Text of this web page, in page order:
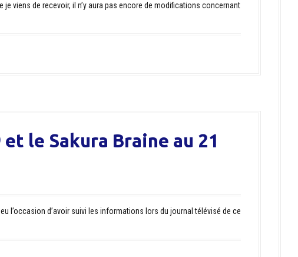
viens de recevoir, il n’y aura pas encore de modifications concernant
le Sakura Braine au 21
l’occasion d’avoir suivi les informations lors du journal télévisé de ce